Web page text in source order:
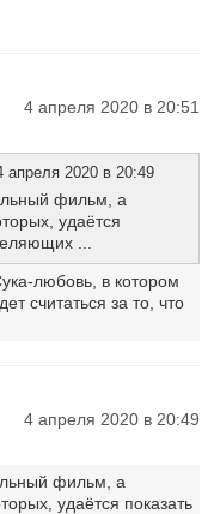
4 апреля 2020 в 20:51
апреля 2020 в 20:49
фильм, а
удаётся
...
любовь, в котором
считаться за то, что
4 апреля 2020 в 20:49
фильм, а
удаётся показать